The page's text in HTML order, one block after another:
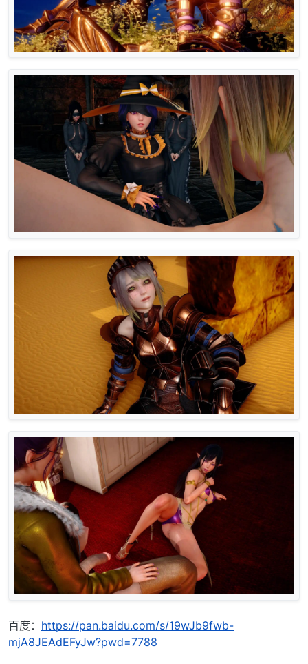
百度： https://pan.baidu.com/s/19wJb9fwb-
mjA8JEAdEFyJw?pwd=7788